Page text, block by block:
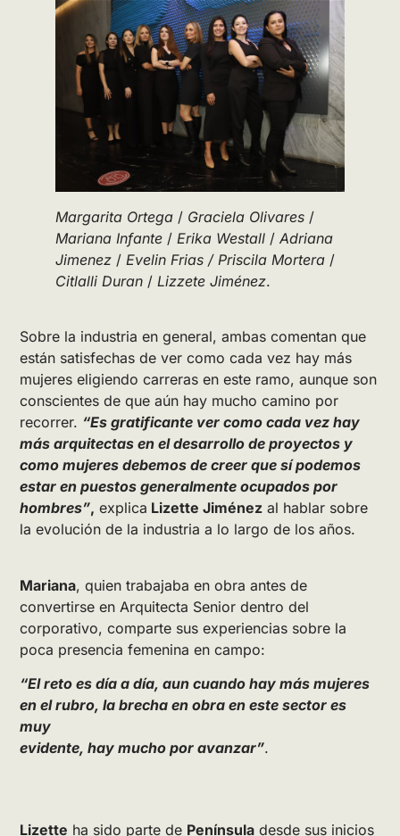
Margarita Ortega / Graciela Olivares /
Mariana Infante /Erika Westall /Adriana
Jimenez /Evelin Frias /Priscila Mortera /
Citlalli Duran /Lizzete Jiménez.
Sobre la industria en general, ambas comentan que
están satisfechas de ver como cada vez hay más
mujeres eligiendo carreras en este ramo, aunque son
conscientes de que aún hay mucho camino por
recorrer. “Es gratificante ver como cada vez hay
más arquitectas en el desarrollo de proyectos y
como mujeres debemos de creer que sí podemos
estar en puestos generalmente ocupados por
hombres”, explica Lizette Jiménez al hablar sobre
la evolución de la industria a lo largo de los años.
Mariana, quien trabajaba en obra antes de
convertirse en Arquitecta Senior dentro del
corporativo, comparte sus experiencias sobre la
poca presencia femenina en campo:
“El reto es día a día, aun cuando hay más mujeres
en el rubro, la brecha en obra en este sector es
muy
evidente, hay mucho por avanzar”.
Lizette ha sido parte de Península desde sus inicios